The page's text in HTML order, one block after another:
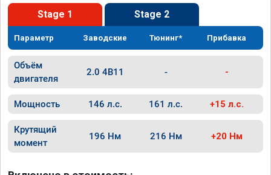
Stage 1 Stage 2
Параметр Заводские Тюнинг* Прибавка
Объём
двигателя
2.0 4B11 - -
Мощность 146 л.с. 161 л.с. +15 л.с.
Крутящий
момент
196 Нм 216 Нм +20 Нм